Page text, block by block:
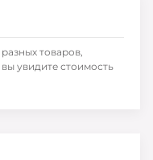
товаров,
увидите стоимость